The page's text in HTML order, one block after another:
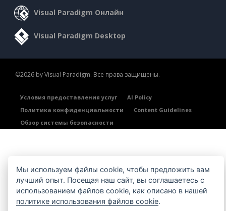
Visual Paradigm Онлайн
Visual Paradigm Desktop
©2026 by Visual Paradigm. Все права защищены.
Условия предоставления услуг
AI Policy
Политика конфиденциальности
Content Guidelines
Обзор системы безопасности
Мы используем файлы cookie, чтобы предложить вам
лучший опыт. Посещая наш сайт, вы соглашаетесь с
использованием файлов cookie, как описано в нашей
политике использования файлов cookie.